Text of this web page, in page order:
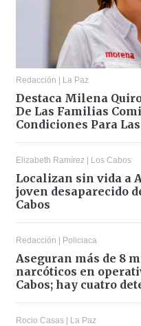
Redacción | La Paz
Destaca Milena
De Las Familias
Condiciones Para
Elizabeth Ramírez | Los Cabos
Localizan sin vida a
joven desaparecido
Cabos
Redacción | Policiaca
Aseguran más de 8
narcóticos en
Cabos; hay cuatro
Rocio Casas | La Paz